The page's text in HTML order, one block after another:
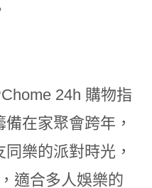
24h 購物指
在家聚會跨年，
樂的派對時光，
適合多人娛樂的